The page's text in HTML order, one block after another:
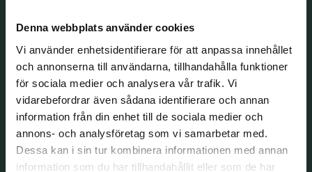
Denna webbplats använder cookies
Vi använder enhetsidentifierare för att anpassa innehållet
och annonserna till användarna, tillhandahålla funktioner
för sociala medier och analysera vår trafik. Vi
vidarebefordrar även sådana identifierare och annan
information från din enhet till de sociala medier och
annons- och analysföretag som vi samarbetar med.
Dessa kan i sin tur kombinera informationen med annan
information som du har tillhandahållit eller som de har